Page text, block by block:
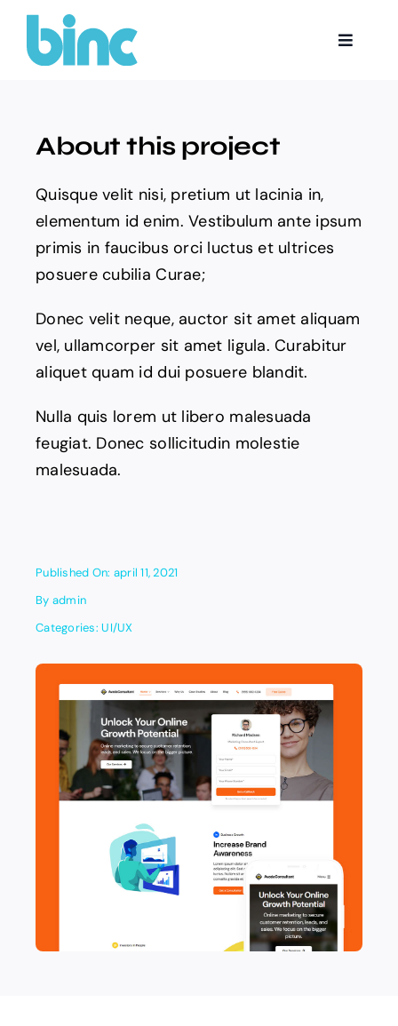
Skip
content
Toggle
About this project
Quisque velit nisi, pretium ut lacinia in,
elementum id enim. Vestibulum ante ipsum
primis in faucibus orci luctus et ultrices
posuere cubilia Curae;
Donec velit neque, auctor sit amet aliquam
vel, ullamcorper sit amet ligula. Curabitur
aliquet quam id dui posuere blandit.
Nulla quis lorem ut libero malesuada
feugiat. Donec sollicitudin molestie
malesuada.
Published On: april 11, 2021
By admin
Categories:UI/UX